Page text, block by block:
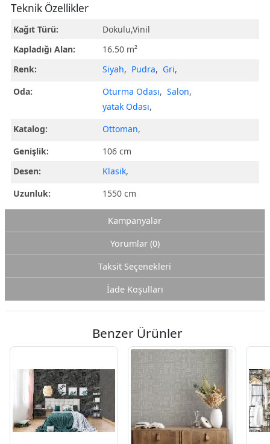
Teknik Özellikler
Kağıt Türü:
Dokulu,Vinil
Kapladığı Alan:
16.50 m²
Renk:
Siyah, Pudra, Gri,
Oda:
Oturma Odası, Salon,
yatak Odası,
Katalog:
Ottoman,
Genişlik:
106 cm
Desen:
Klasik,
Uzunluk:
1550 cm
Kampanyalar
Yorumlar (0)
Taksit Seçenekleri
İade Koşulları
Benzer Ürünler